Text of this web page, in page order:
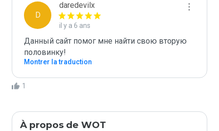
D
daredevilx
il y a 6 ans
Данный сайт помог мне найти свою вторую
половинку!
Montrer la traduction
1
À propos de WOT